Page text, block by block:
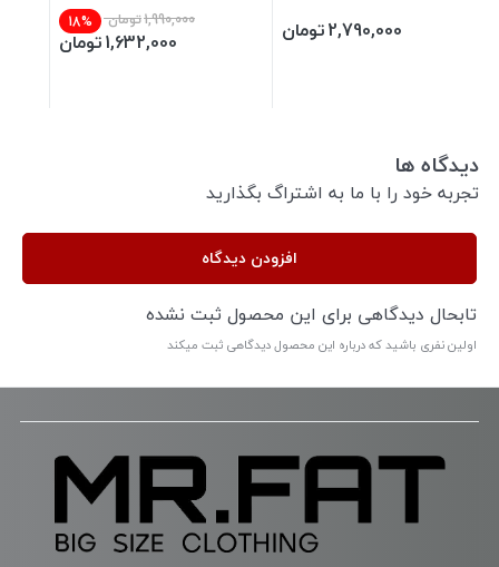
2,790,000تومان 1,990,000تومان 18%
1,632,000تومان
دیدگاه ها
تجربه خود را با ما به اشتراگ بگذارید
افزودن دیدگاه
تابحال دیدگاهی برای این محصول ثبت نشده
اولین نفری باشید که درباره این محصول دیدگاهی ثبت میکند